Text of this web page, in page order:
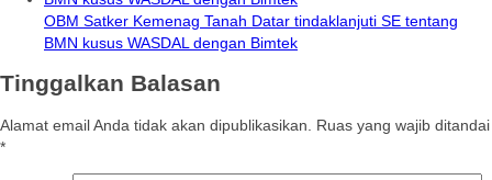
OBM Satker Kemenag Tanah Datar tindaklanjuti SE tentang
BMN kusus WASDAL dengan Bimtek
Tinggalkan Balasan
Alamat email Anda tidak akan dipublikasikan. Ruas yang wajib ditandai
*